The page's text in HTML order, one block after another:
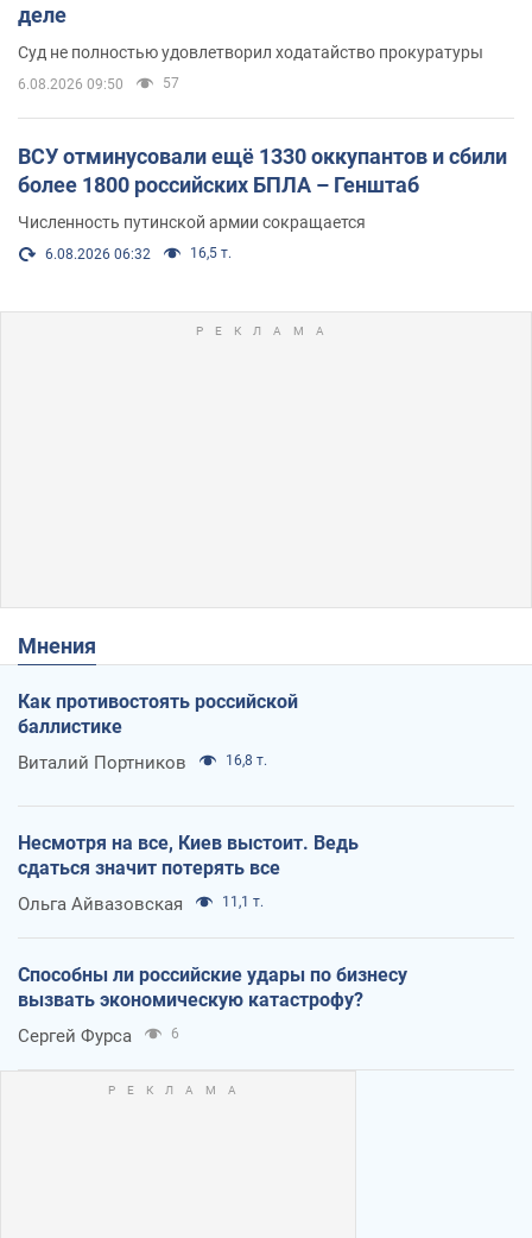
деле
Суд не полностью удовлетворил ходатайство прокуратуры
6.08.2026 09:50 57
ВСУ отминусовали ещё 1330 оккупантов и сбили
более 1800 российских БПЛА – Генштаб
Численность путинской армии сокращается
6.08.2026 06:32 16,5 т.
Мнения
Как противостоять российской
баллистике
Виталий Портников 16,8 т.
Несмотря на все, Киев выстоит. Ведь
сдаться значит потерять все
Ольга Айвазовская 11,1 т.
Способны ли российские удары по бизнесу
вызвать экономическую катастрофу?
Сергей Фурса 6